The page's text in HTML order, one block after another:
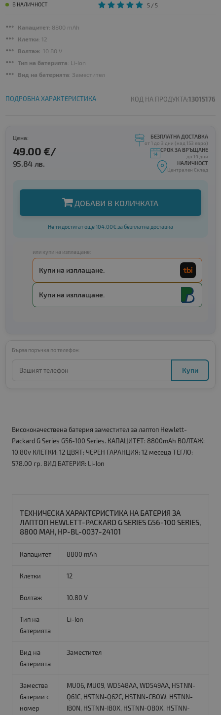
В НАЛИЧНОСТ 5/ 5
Капацитет: 8800 mAh
Клетки: 12
Волтаж: 10.80 V
Тип на батерията: Li-Ion
Вид на батерията: Заместител
ПОДРОБНА ХАРАКТЕРИСТИКА КОД НА ПРОДУКТА:13015176
Цена:
49.00 €/
95.84 лв.
БЕЗПЛАТНА ДОСТАВКА
от 1 до 3 дни (над 153 евро)
СРОК ЗА ВРЪЩАНЕ
до 14 дни
НАЛИЧНОСТ
Централен Склад
ДОБАВИ В КОЛИЧКАТА
Не ти достигат още 104.00€ за безплатна доставка
или купи на изплащане:
Купи на изплащане.
Купи на изплащане.
Бърза поръчка по телефон:
Купи
Висококачествена батерия заместител за лаптоп Hewlett-
Packard G Series G56-100 Series. КАПАЦИТЕТ: 8800mAh ВОЛТАЖ:
10.80v КЛЕТКИ: 12 ЦВЯТ: ЧЕРЕН ГАРАНЦИЯ: 12 месеца ТЕГЛО:
578.00 гр. ВИД БАТЕРИЯ: Li-Ion
ТЕХНИЧЕСКА ХАРАКТЕРИСТИКА НА БАТЕРИЯ ЗА
ЛАПТОП HEWLETT-PACKARD G SERIES G56-100 SERIES,
8800 MAH, HP-BL-0037-24101
Капацитет 8800 mAh
Клетки 12
Волтаж 10.80 V
Тип на
батерията
Li-Ion
Вид на
батерията
Заместител
Замества
батерии с
номер
MU06, MU09, WD548AA, WD549AA, HSTNN-
Q61C, HSTNN-Q62C, HSTNN-CBOW, HSTNN-
IB0N, HSTNN-IB0X, HSTNN-OB0X, HSTNN-